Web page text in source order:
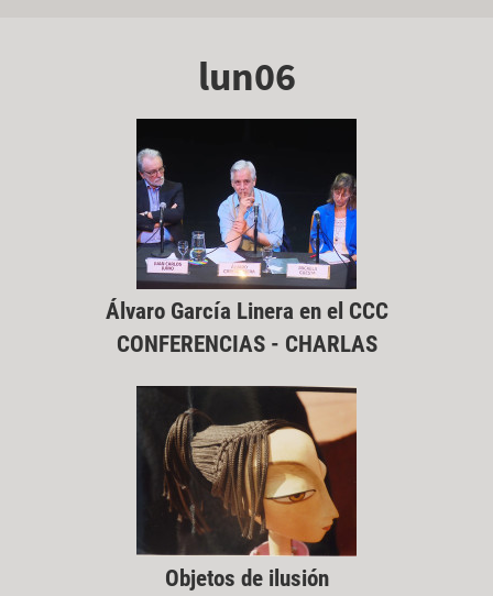
lun06
Álvaro García Linera en el CCC
CONFERENCIAS - CHARLAS
Objetos de ilusión